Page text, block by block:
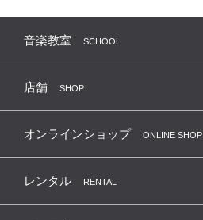
音楽教室 SCHOOL
店舗 SHOP
オンラインショップ ONLINE SHOP
レンタル RENTAL